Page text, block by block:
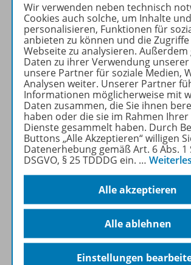
Produktinformationen
Zugehörige Produkte
Planungshilfen
Konzept
Digitale
Wir verwenden neben technisch
Cookies auch solche, um Inhalte
personalisieren, Funktionen für
anbieten zu können und die
Webseite zu analysieren.
Daten zu ihrer Verwendung
unsere Partner für soziale Medien,
Analysen weiter. Unserer Partner
Informationen möglicherweise mit
Daten zusammen, die Sie ihnen
haben oder die sie im Rahmen
Dienste gesammelt haben. Durch
Buttons „Alle Akzeptieren“ willigen
Datenerhebung gemäß Art. 6 Abs. 1
DSGVO, § 25 TDDDG ein. …
Alle akzeptieren
Alle ablehnen
Einstellungen